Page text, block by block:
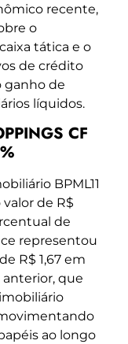
recente,
o
tática e o
de crédito
ganho de
líquidos.
CF
BPML11
de R$
de
representou
R$ 1,67 em
que
ao longo